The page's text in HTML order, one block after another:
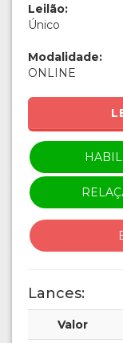
Leilão:
Único
Modalidade:
ONLINE
Lances:
Valor